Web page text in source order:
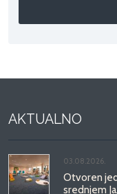
AKTUALNO
03.08.2026.
Otvoren
srednjem